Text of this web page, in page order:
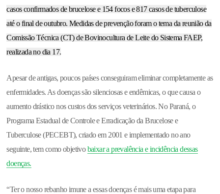
casos confirmados de brucelose e 154 focos e 817 casos de tuberculose
até o final de outubro. Medidas de prevenção foram o tema da reunião da
Comissão Técnica (CT) de Bovinocultura de Leite do Sistema FAEP,
realizada no dia 17.
Apesar de antigas, poucos países conseguiram eliminar completamente as
enfermidades. As doenças são silenciosas e endêmicas, o que causa o
aumento drástico nos custos dos serviços veterinários. No Paraná, o
Programa Estadual de Controle e Erradicação da Brucelose e
Tuberculose (PECEBT), criado em 2001 e implementado no ano
seguinte, tem como objetivobaixar a prevalência e incidência dessas
doenças.
“Ter o nosso rebanho imune a essas doenças é mais uma etapa para